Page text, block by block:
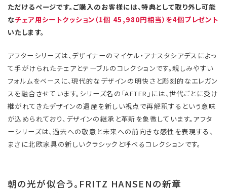
ただけるページです。ご購入のお客様には、特典として取り外し可能
なチェア用シートクッション（1個 45,980円相当）を4個プレゼント
いたします。
アフターシリーズは、デザイナーのマイケル・アナスタシアデスによっ
て手がけられたチェアとテーブルのコレクションです。親しみやすい
フォルムをベースに、現代的なデザインの明快さと彫刻的なエレガン
スを融合させています。シリーズ名の「AFTER」には、世代ごとに受け
継がれてきたデザインの遺産を新しい視点で再解釈するという意味
が込められており、デザインの継承と革新を象徴しています。アフタ
ーシリーズは、過去への敬意と未来への前向きな感性を表現する、
まさに北欧家具の新しいクラシックと呼べるコレクションです。
朝の光が似合う。FRITZ HANSENの新章